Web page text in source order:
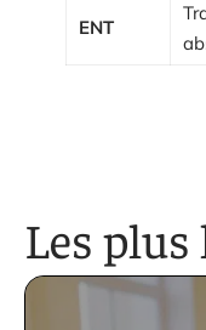
ENT
Les plus